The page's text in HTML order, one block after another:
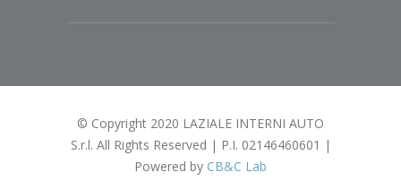
© Copyright 2020 LAZIALE INTERNI AUTO
S.r.l. All Rights Reserved | P.I. 02146460601 |
Powered by CB&C Lab